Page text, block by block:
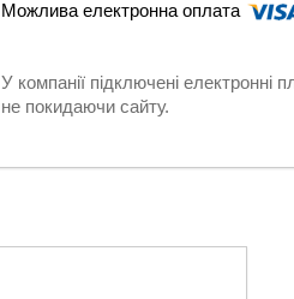
У компанії підключені
не покидаючи сайту.